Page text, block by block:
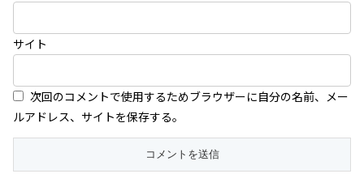
サイト
次回のコメントで使用するためブラウザーに自分の名前、メー
ルアドレス、サイトを保存する。